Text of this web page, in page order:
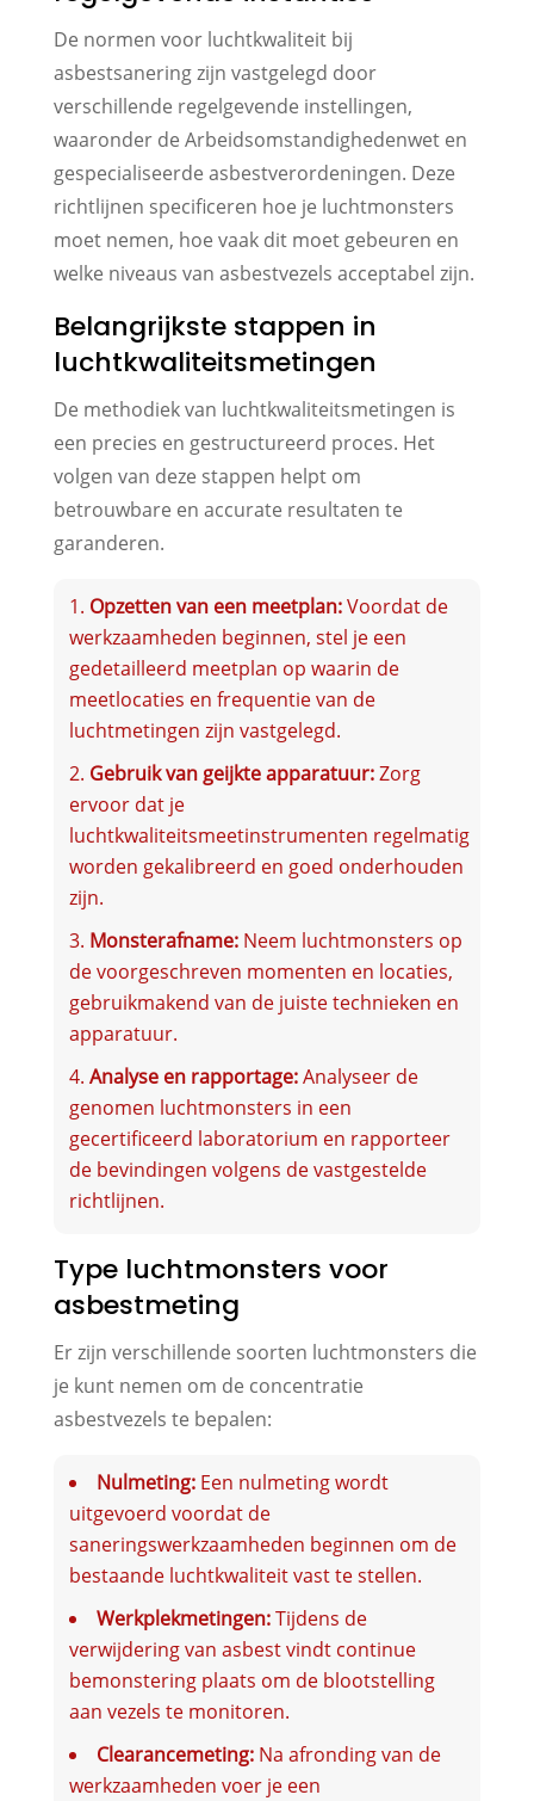
De normen voor luchtkwaliteit bij
asbestsanering zijn vastgelegd door
verschillende regelgevende instellingen,
waaronder de Arbeidsomstandighedenwet en
gespecialiseerde asbestverordeningen. Deze
richtlijnen specificeren hoe je luchtmonsters
moet nemen, hoe vaak dit moet gebeuren en
welke niveaus van asbestvezels acceptabel zijn.
Belangrijkste stappen in
luchtkwaliteitsmetingen
De methodiek van luchtkwaliteitsmetingen is
een precies en gestructureerd proces. Het
volgen van deze stappen helpt om
betrouwbare en accurate resultaten te
garanderen.
Opzetten van een meetplan:Voordat de
werkzaamheden beginnen, stel je een
gedetailleerd meetplan op waarin de
meetlocaties en frequentie van de
luchtmetingen zijn vastgelegd.
Gebruik van geijkte apparatuur:Zorg
ervoor dat je
luchtkwaliteitsmeetinstrumenten regelmatig
worden gekalibreerd en goed onderhouden
zijn.
Monsterafname:Neem luchtmonsters op
de voorgeschreven momenten en locaties,
gebruikmakend van de juiste technieken en
apparatuur.
Analyse en rapportage:Analyseer de
genomen luchtmonsters in een
gecertificeerd laboratorium en rapporteer
de bevindingen volgens de vastgestelde
richtlijnen.
Type luchtmonsters voor
asbestmeting
Er zijn verschillende soorten luchtmonsters die
je kunt nemen om de concentratie
asbestvezels te bepalen:
Nulmeting:Een nulmeting wordt
uitgevoerd voordat de
saneringswerkzaamheden beginnen om de
bestaande luchtkwaliteit vast te stellen.
Werkplekmetingen:Tijdens de
verwijdering van asbest vindt continue
bemonstering plaats om de blootstelling
aan vezels te monitoren.
Clearancemeting:Na afronding van de
werkzaamheden voer je een